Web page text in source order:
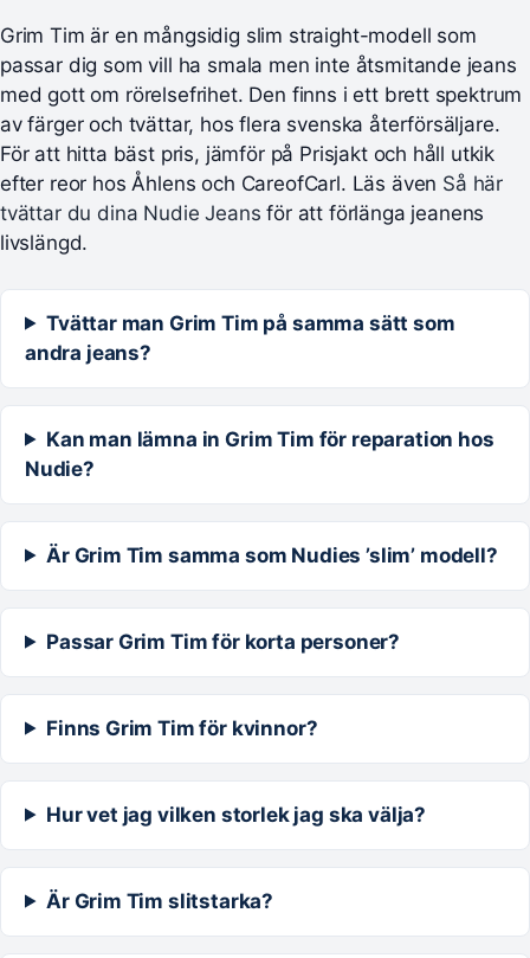
Grim Tim är en mångsidig slim straight-modell som
passar dig som vill ha smala men inte åtsmitande jeans
med gott om rörelsefrihet. Den finns i ett brett spektrum
av färger och tvättar, hos flera svenska återförsäljare.
För att hitta bäst pris, jämför på Prisjakt och håll utkik
efter reor hos Åhlens och CareofCarl. Läs även Så här
tvättar du dina Nudie Jeans för att förlänga jeanens
livslängd.
Tvättar man Grim Tim på samma sätt som
andra jeans?
Kan man lämna in Grim Tim för reparation hos
Nudie?
Är Grim Tim samma som Nudies ’slim’ modell?
Passar Grim Tim för korta personer?
Finns Grim Tim för kvinnor?
Hur vet jag vilken storlek jag ska välja?
Är Grim Tim slitstarka?